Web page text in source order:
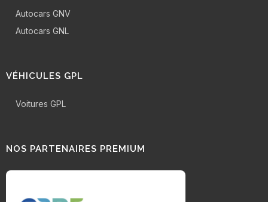
Autocars GNV
Autocars GNL
VÉHICULES GPL
Voitures GPL
NOS PARTENAIRES PREMIUM